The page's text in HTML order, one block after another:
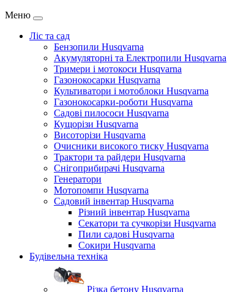
Меню
Ліс та сад
Бензопили Husqvarna
Акумуляторні та Електропили Husqvarna
Тримери і мотокоси Husqvarna
Газонокосарки Husqvarna
Культиватори і мотоблоки Husqvarna
Газонокосарки-роботи Husqvarna
Садові пилососи Husqvarna
Кущорізи Husqvarna
Висоторізи Husqvarna
Очисники високого тиску Husqvarna
Трактори та райдери Husqvarna
Снігоприбирачі Husqvarna
Генератори
Мотопомпи Husqvarna
Садовий інвентар Husqvarna
Різний інвентар Husqvarna
Секатори та сучкорізи Husqvarna
Пили садові Husqvarna
Сокири Husqvarna
Будівельна техніка
Різка бетону Husqvarna